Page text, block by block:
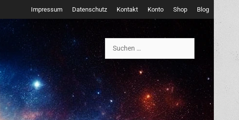
Impressum Datenschutz Kontakt Konto Shop Blog
nach: